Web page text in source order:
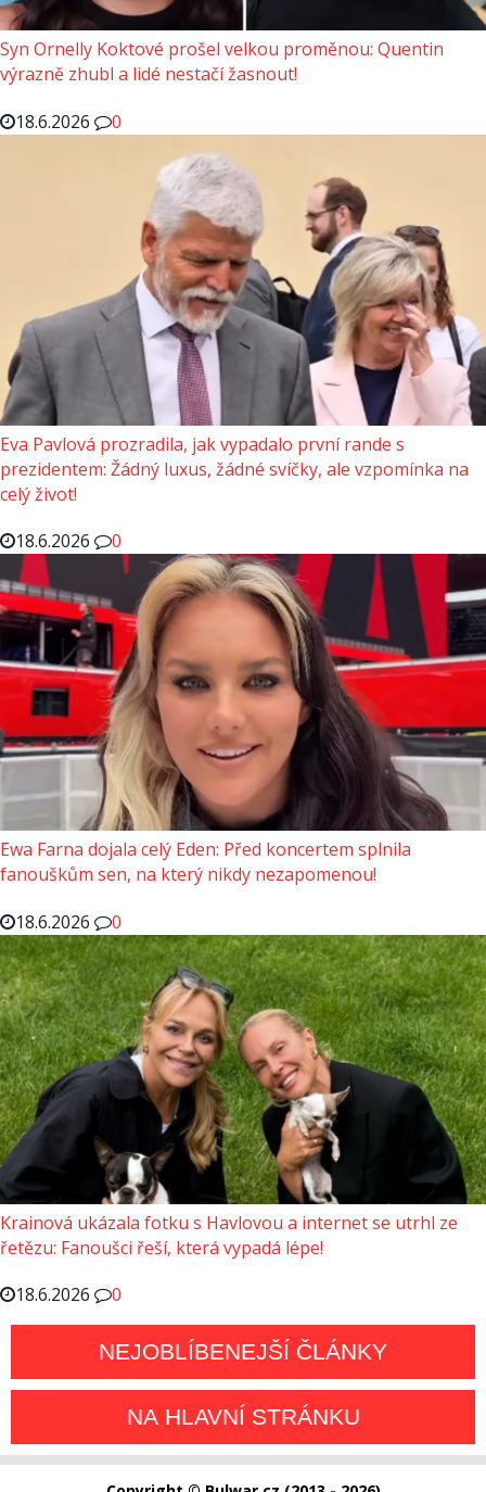
Syn Ornelly Koktové prošel velkou proměnou: Quentin
výrazně zhubl a lidé nestačí žasnout!
18.6.2026
0
Eva Pavlová prozradila, jak vypadalo první rande s
prezidentem: Žádný luxus, žádné svíčky, ale vzpomínka na
celý život!
18.6.2026
0
Ewa Farna dojala celý Eden: Před koncertem splnila
fanouškům sen, na který nikdy nezapomenou!
18.6.2026
0
Krainová ukázala fotku s Havlovou a internet se utrhl ze
řetězu: Fanoušci řeší, která vypadá lépe!
18.6.2026
0
NEJOBLÍBENEJŠÍ ČLÁNKY
NA HLAVNÍ STRÁNKU